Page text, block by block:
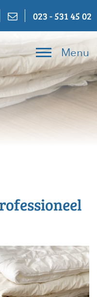
023 - 531 45 02
Menu